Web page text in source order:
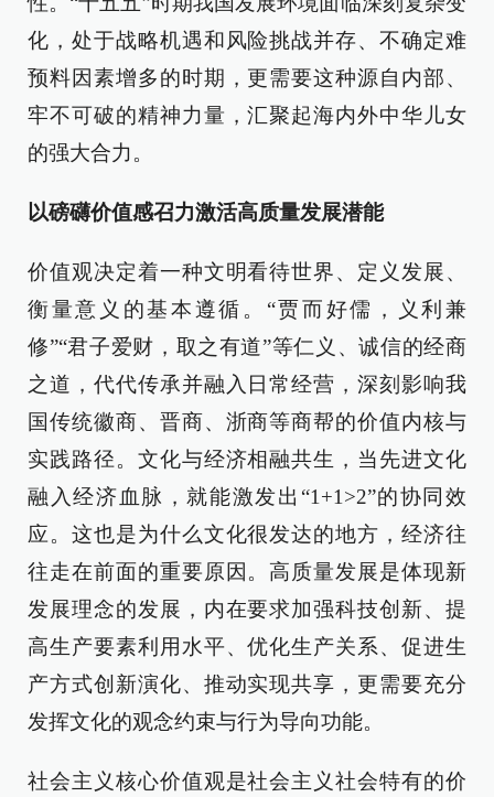
化，处于战略机遇和风险挑战并存、不确定难
预料因素增多的时期，更需要这种源自内部、
牢不可破的精神力量，汇聚起海内外中华儿女
的强大合力。
以磅礴价值感召力激活高质量发展潜能
价值观决定着一种文明看待世界、定义发展、
衡量意义的基本遵循。“贾而好儒，义利兼
修”“君子爱财，取之有道”等仁义、诚信的经商
之道，代代传承并融入日常经营，深刻影响我
国传统徽商、晋商、浙商等商帮的价值内核与
实践路径。文化与经济相融共生，当先进文化
融入经济血脉，就能激发出“1+1>2”的协同效
应。这也是为什么文化很发达的地方，经济往
往走在前面的重要原因。高质量发展是体现新
发展理念的发展，内在要求加强科技创新、提
高生产要素利用水平、优化生产关系、促进生
产方式创新演化、推动实现共享，更需要充分
发挥文化的观念约束与行为导向功能。
社会主义核心价值观是社会主义社会特有的价